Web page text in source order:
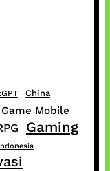
China
Game Mobile
Gaming